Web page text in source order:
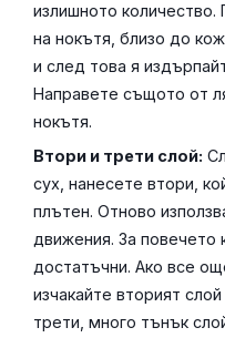
излишното количество.
на нокътя, близо до
и след това я
Направете същото от
нокътя.
Втори и трети слой:
сух, нанесете втори,
плътен. Отново
движения. За повечето
достатъчни. Ако все
изчакайте вторият
трети, много тънък